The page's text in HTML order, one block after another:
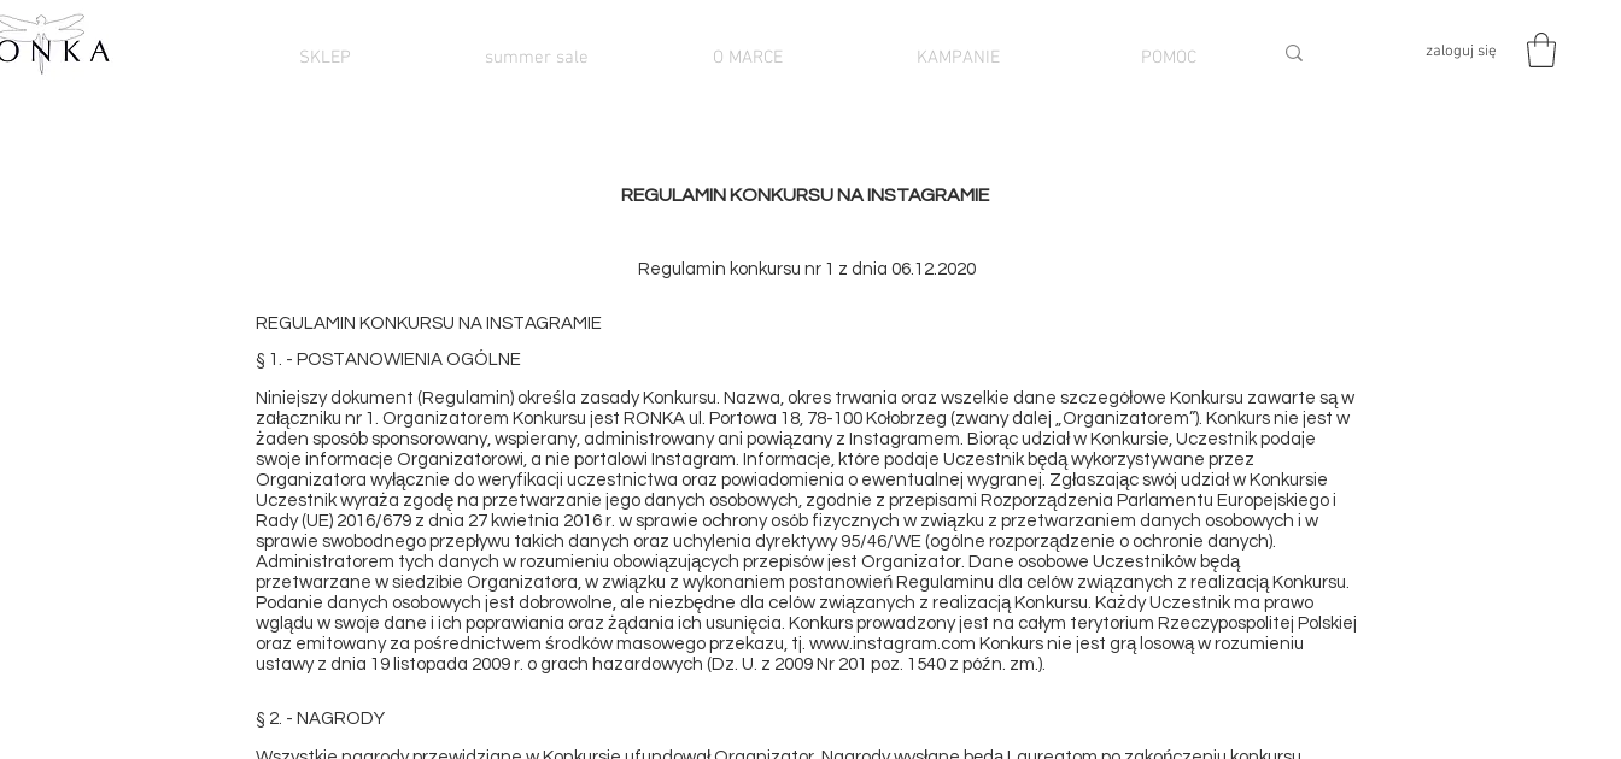
SKLEP summer sale O MARCE KAMPANIE POMOC zaloguj się
REGULAMIN KONKURSU NA INSTAGRAMIE
Regulamin konkursu nr 1 z dnia 06.12.2020
REGULAMIN KONKURSU NA INSTAGRAMIE
§ 1. - POSTANOWIENIA OGÓLNE
Niniejszy dokument (Regulamin) określa zasady Konkursu. Nazwa, okres trwania oraz wszelkie dane szczegółowe Konkursu zawarte są w
załączniku nr 1. Organizatorem Konkursu jest RONKA ul. Portowa 18, 78-100 Kołobrzeg (zwany dalej „Organizatorem”). Konkurs nie jest w
żaden sposób sponsorowany, wspierany, administrowany ani powiązany z Instagramem. Biorąc udział w Konkursie, Uczestnik podaje
swoje informacje Organizatorowi, a nie portalowi Instagram. Informacje, które podaje Uczestnik będą wykorzystywane przez
Organizatora wyłącznie do weryfikacji uczestnictwa oraz powiadomienia o ewentualnej wygranej. Zgłaszając swój udział w Konkursie
Uczestnik wyraża zgodę na przetwarzanie jego danych osobowych, zgodnie z przepisami Rozporządzenia Parlamentu Europejskiego i
Rady (UE) 2016/679 z dnia 27 kwietnia 2016 r. w sprawie ochrony osób fizycznych w związku z przetwarzaniem danych osobowych i w
sprawie swobodnego przepływu takich danych oraz uchylenia dyrektywy 95/46/WE (ogólne rozporządzenie o ochronie danych).
Administratorem tych danych w rozumieniu obowiązujących przepisów jest Organizator. Dane osobowe Uczestników będą
przetwarzane w siedzibie Organizatora, w związku z wykonaniem postanowień Regulaminu dla celów związanych z realizacją Konkursu.
Podanie danych osobowych jest dobrowolne, ale niezbędne dla celów związanych z realizacją Konkursu. Każdy Uczestnik ma prawo
wglądu w swoje dane i ich poprawiania oraz żądania ich usunięcia. Konkurs prowadzony jest na całym terytorium Rzeczypospolitej Polskiej
oraz emitowany za pośrednictwem środków masowego przekazu, tj. www.instagram.com Konkurs nie jest grą losową w rozumieniu
ustawy z dnia 19 listopada 2009 r. o grach hazardowych (Dz. U. z 2009 Nr 201 poz. 1540 z późn. zm.).
§ 2. - NAGRODY